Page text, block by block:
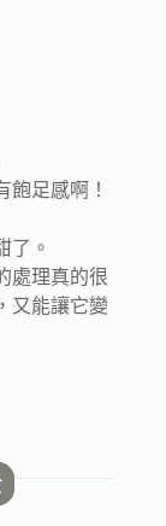
飽足感啊！
了。
處理真的很
又能讓它變